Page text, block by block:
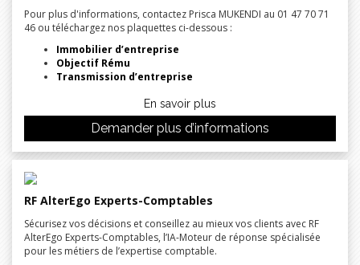
Pour plus d'informations, contactez Prisca MUKENDI au 01 47 70 71
46 ou téléchargez nos plaquettes ci-dessous :
Immobilier d’entreprise
Objectif Rému
Transmission d’entreprise
En savoir plus
Demander plus d’informations
RF AlterEgo Experts-Comptables
Sécurisez vos décisions et conseillez au mieux vos clients avec RF
AlterEgo Experts-Comptables, l’IA-Moteur de réponse spécialisée
pour les métiers de l’expertise comptable.